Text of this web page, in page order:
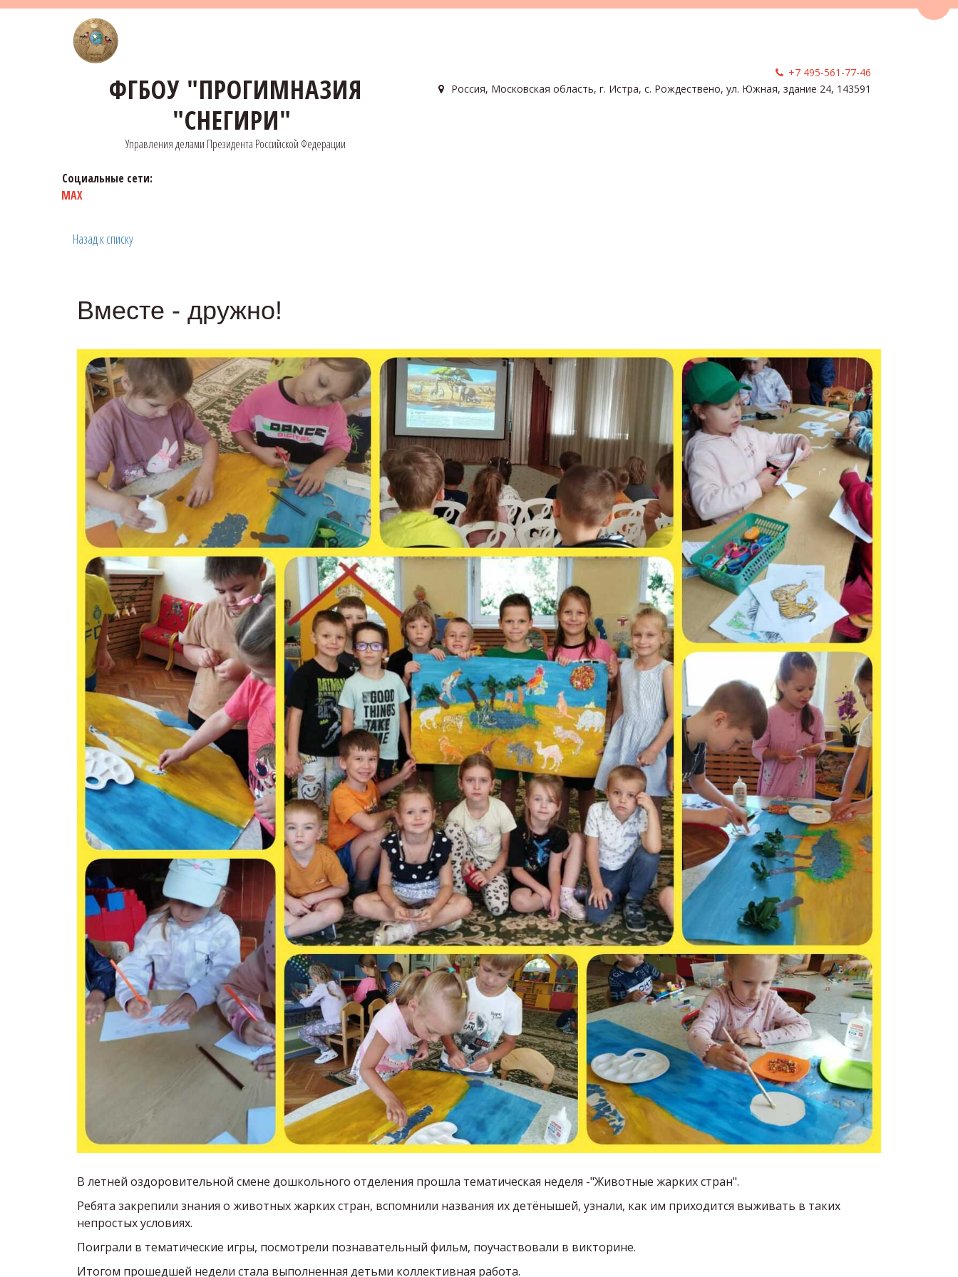
ФГБОУ "ПРОГИМНАЗИЯ
"СНЕГИРИ"
Управления делами Президента Российской Федерации
Социальные сети:
MAX
+7 495-561-77-46
Россия, Московская область, г. Истра, с. Рождествено, ул. Южная, здание 24, 143591
Назад к списку
Вместе - дружно!
В летней оздоровительной смене дошкольного отделения прошла тематическая неделя -"Животные жарких стран".
Ребята закрепили знания о животных жарких стран, вспомнили названия их детёнышей, узнали, как им приходится выживать в таких
непростых условиях.
Поиграли в тематические игры, посмотрели познавательный фильм, поучаствовали в викторине.
Итогом прошедшей недели стала выполненная детьми коллективная работа.